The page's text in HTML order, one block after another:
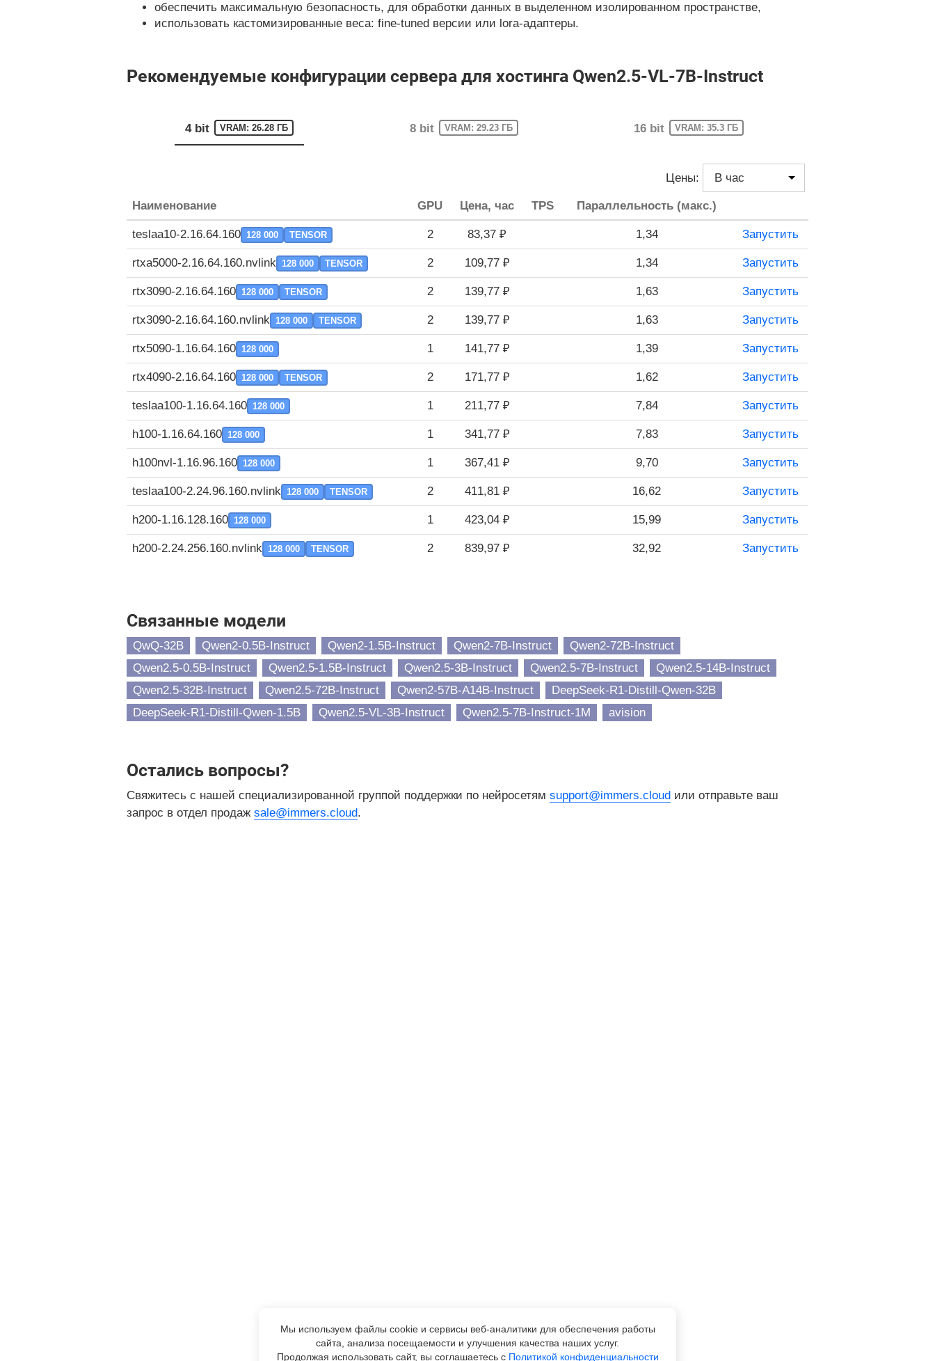
обеспечить максимальную безопасность, для обработки данных в выделенном изолированном пространстве,
использовать кастомизированные веса: fine-tuned версии или lora-адаптеры.
Рекомендуемые конфигурации сервера для хостинга Qwen2.5-VL-7B-Instruct
4 bit VRAM: 26.28 ГБ 8 bit VRAM: 29.23 ГБ 16 bit VRAM: 35.3 ГБ
Цены:
Наименование GPU Цена, час TPS Параллельность (макс.)
teslaa10-2.16.64.160 128 000 TENSOR 2 83,37 ₽ 1,34 Запустить
rtxa5000-2.16.64.160.nvlink 128 000 TENSOR 2 109,77 ₽ 1,34 Запустить
rtx3090-2.16.64.160 128 000 TENSOR 2 139,77 ₽ 1,63 Запустить
rtx3090-2.16.64.160.nvlink 128 000 TENSOR 2 139,77 ₽ 1,63 Запустить
rtx5090-1.16.64.160 128 000 1 141,77 ₽ 1,39 Запустить
rtx4090-2.16.64.160 128 000 TENSOR 2 171,77 ₽ 1,62 Запустить
teslaa100-1.16.64.160 128 000 1 211,77 ₽ 7,84 Запустить
h100-1.16.64.160 128 000 1 341,77 ₽ 7,83 Запустить
h100nvl-1.16.96.160 128 000 1 367,41 ₽ 9,70 Запустить
teslaa100-2.24.96.160.nvlink 128 000 TENSOR 2 411,81 ₽ 16,62 Запустить
h200-1.16.128.160 128 000 1 423,04 ₽ 15,99 Запустить
h200-2.24.256.160.nvlink 128 000 TENSOR 2 839,97 ₽ 32,92 Запустить
Связанные модели
QwQ-32B Qwen2-0.5B-Instruct Qwen2-1.5B-Instruct Qwen2-7B-Instruct
Qwen2-72B-Instruct
Qwen2.5-0.5B-Instruct
Qwen2.5-1.5B-Instruct Qwen2.5-3B-Instruct Qwen2.5-7B-Instruct
Qwen2.5-14B-Instruct
Qwen2.5-32B-Instruct
Qwen2.5-72B-Instruct Qwen2-57B-A14B-Instruct
DeepSeek-R1-Distill-Qwen-32B
DeepSeek-R1-Distill-Qwen-1.5B
Qwen2.5-VL-3B-Instruct Qwen2.5-7B-Instruct-1M avision
Остались вопросы?
Свяжитесь с нашей специализированной группой поддержки по нейросетям support@immers.cloud или отправьте ваш
запрос в отдел продаж sale@immers.cloud.
Мы используем файлы cookie и сервисы веб-аналитики для обеспечения работы
сайта, анализа посещаемости и улучшения качества наших услуг.
Продолжая использовать сайт, вы соглашаетесь с Политикой конфиденциальности